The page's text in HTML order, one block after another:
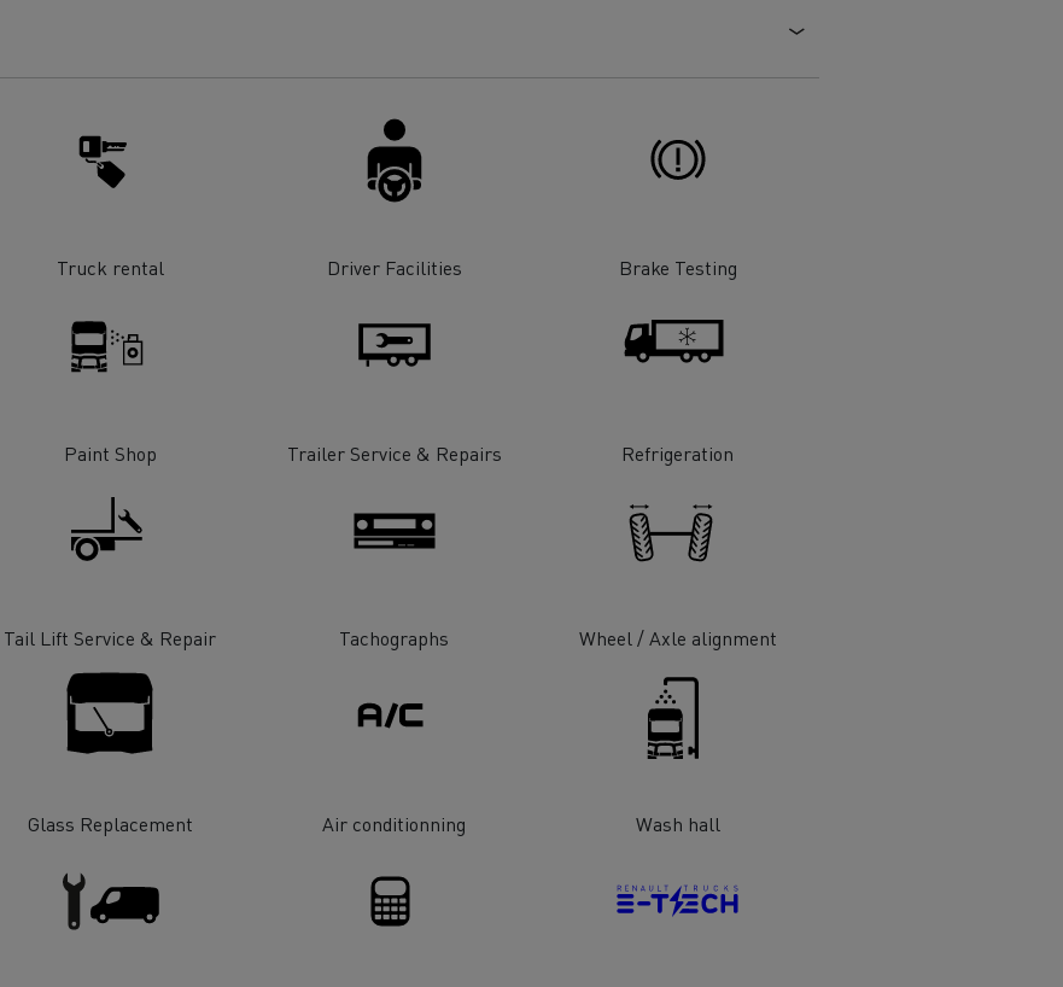
Truck rental Driver Facilities Brake Testing
Paint Shop Trailer Service & Repairs Refrigeration
Tail Lift Service & Repair Tachographs Wheel / Axle alignment
Glass Replacement Air conditionning Wash hall